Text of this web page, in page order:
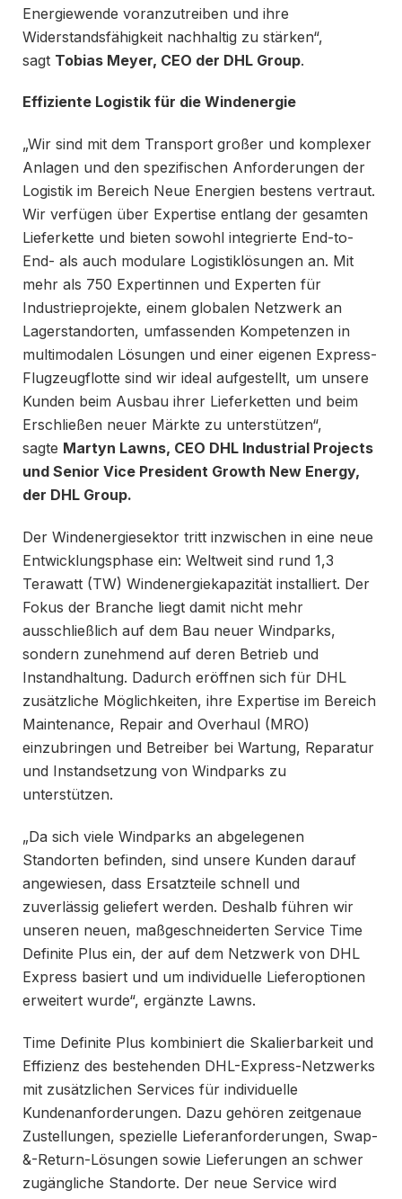
Energiewende voranzutreiben und ihre
Widerstandsfähigkeit nachhaltig zu stärken“,
sagt Tobias Meyer, CEO der DHL Group.
Effiziente Logistik für die Windenergie
„Wir sind mit dem Transport großer und komplexer
Anlagen und den spezifischen Anforderungen der
Logistik im Bereich Neue Energien bestens vertraut.
Wir verfügen über Expertise entlang der gesamten
Lieferkette und bieten sowohl integrierte End-to-
End- als auch modulare Logistiklösungen an. Mit
mehr als 750 Expertinnen und Experten für
Industrieprojekte, einem globalen Netzwerk an
Lagerstandorten, umfassenden Kompetenzen in
multimodalen Lösungen und einer eigenen Express-
Flugzeugflotte sind wir ideal aufgestellt, um unsere
Kunden beim Ausbau ihrer Lieferketten und beim
Erschließen neuer Märkte zu unterstützen“,
sagte Martyn Lawns, CEO DHL Industrial Projects
und Senior Vice President Growth New Energy,
der DHL Group.
Der Windenergiesektor tritt inzwischen in eine neue
Entwicklungsphase ein: Weltweit sind rund 1,3
Terawatt (TW) Windenergiekapazität installiert. Der
Fokus der Branche liegt damit nicht mehr
ausschließlich auf dem Bau neuer Windparks,
sondern zunehmend auf deren Betrieb und
Instandhaltung. Dadurch eröffnen sich für DHL
zusätzliche Möglichkeiten, ihre Expertise im Bereich
Maintenance, Repair and Overhaul (MRO)
einzubringen und Betreiber bei Wartung, Reparatur
und Instandsetzung von Windparks zu
unterstützen.
„Da sich viele Windparks an abgelegenen
Standorten befinden, sind unsere Kunden darauf
angewiesen, dass Ersatzteile schnell und
zuverlässig geliefert werden. Deshalb führen wir
unseren neuen, maßgeschneiderten Service Time
Definite Plus ein, der auf dem Netzwerk von DHL
Express basiert und um individuelle Lieferoptionen
erweitert wurde“, ergänzte Lawns.
Time Definite Plus kombiniert die Skalierbarkeit und
Effizienz des bestehenden DHL-Express-Netzwerks
mit zusätzlichen Services für individuelle
Kundenanforderungen. Dazu gehören zeitgenaue
Zustellungen, spezielle Lieferanforderungen, Swap-
&-Return-Lösungen sowie Lieferungen an schwer
zugängliche Standorte. Der neue Service wird